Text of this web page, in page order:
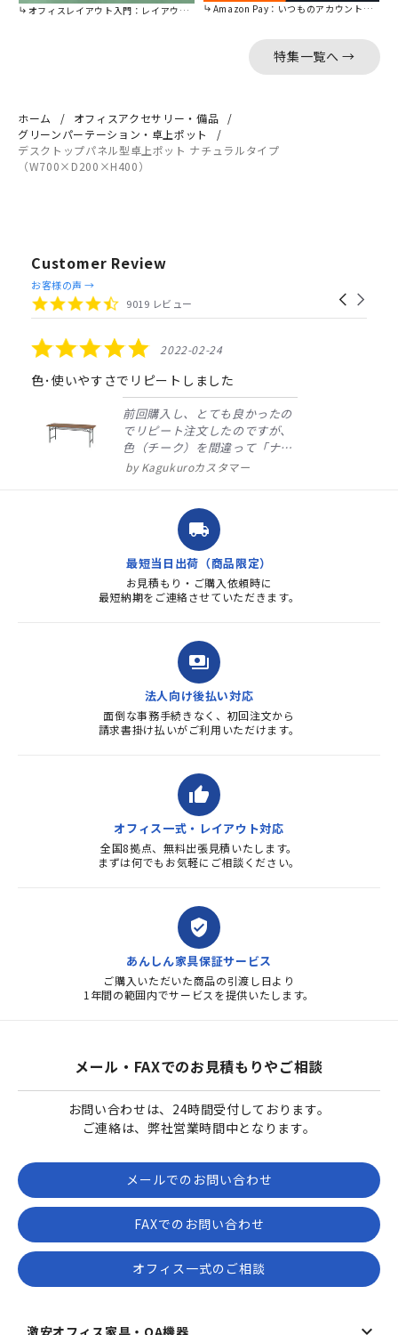
オフィスレイアウト入門：レイアウトの基本をご紹介。 Amazon Pay：いつものアカウントで簡単に決済可能。
特集一覧へ →
ホーム
オフィスアクセサリー・備品
グリーンパーテーション・卓上ポット
デスクトップパネル型卓上ポット ナチュラルタイプ
（W700×D200×H400）
Customer Review
Reviews
carousel
Carousel
4.4
star
9019 レビュー
お客様の声 →
5.0
star
rating
2022-02-24
色･使いやすさでリピートしました
前回購入し、とても良かったの
でリピート注文したのですが、
色（チーク）を間違って「ナチ
ュラル」としてしまいました。
ました。商品到着も早く、品
質・使いやすさで満足していま
す。また、リピートするときは
よろしくお...
Kagukuroカスタマー
local_shipping
最短当日出荷（商品限定）
お見積もり・ご購入依頼時に
最短納期をご連絡させていただきます。
payments
法人向け後払い対応
面倒な事務手続きなく、初回注文から
請求書掛け払いがご利用いただけます。
thumb_up
オフィス一式・レイアウト対応
全国8拠点、無料出張見積いたします。
まずは何でもお気軽にご相談ください。
verified_user
あんしん家具保証サービス
ご購入いただいた商品の引渡し日より
1年間の範囲内でサービスを提供いたします。
メール・FAXでのお見積もりやご相談
お問い合わせは、24時間受付しております。
ご連絡は、弊社営業時間中となります。
メールでのお問い合わせ
FAXでのお問い合わせ
オフィス一式のご相談